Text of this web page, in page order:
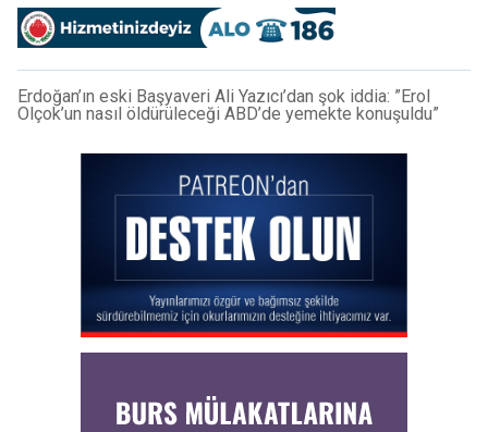
Erdoğan’ın eski Başyaveri Ali Yazıcı’dan şok iddia: ”Erol
Olçok’un nasıl öldürüleceği ABD’de yemekte konuşuldu”